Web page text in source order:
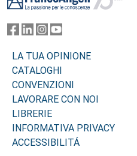
LA TUA OPINIONE
CATALOGHI
CONVENZIONI
LAVORARE CON NOI
LIBRERIE
INFORMATIVA PRIVACY
ACCESSIBILITÁ